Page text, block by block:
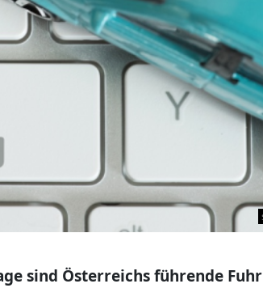
sind Österreichs führende